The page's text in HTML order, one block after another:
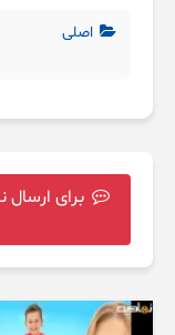
اصلی
برای